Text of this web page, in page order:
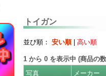
トイガン
並び順： 安い順| 高い順
1 から 0 を表示中 (商品の
写真
メーカー